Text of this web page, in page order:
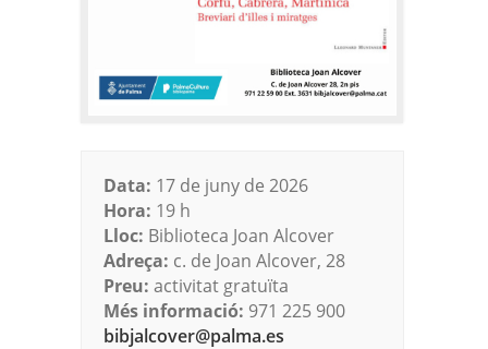
Data: 17 de juny de 2026
Hora: 19 h
Lloc: Biblioteca Joan Alcover
Adreça: c. de Joan Alcover, 28
Preu: activitat gratuïta
Més informació: 971 225 900
bibjalcover@palma.es